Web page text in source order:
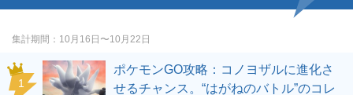
集計期間 10月16日〜10月22日
ポケモンGO攻略：コノヨザルに進化さ
せるチャンス。“はがねのバトル”のコレ